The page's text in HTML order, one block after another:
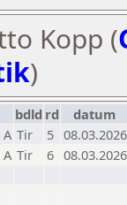
Kopp (
)
bdld rd
datum
Tir 5 08.03.2026
Tir 6 08.03.2026